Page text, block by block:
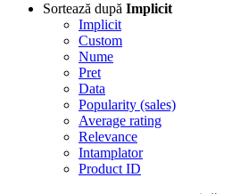
Sortează după Implicit
Implicit
Custom
Nume
Pret
Data
Popularity (sales)
Average rating
Relevance
Intamplator
Product ID